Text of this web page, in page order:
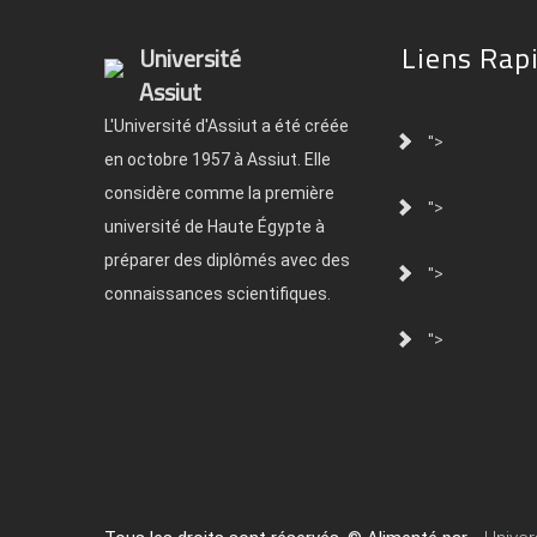
Université
Assiut
L'Université d'Assiut a été créée
en octobre 1957 à Assiut. Elle
considère comme la première
université de Haute Égypte à
préparer des diplômés avec des
connaissances scientifiques.
Liens
">
">
">
">